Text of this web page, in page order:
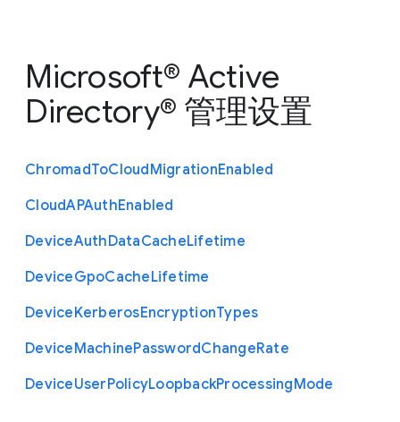
Microsoft® Active
Directory® 管理设置
ChromadToCloudMigrationEnabled
CloudAPAuthEnabled
DeviceAuthDataCacheLifetime
DeviceGpoCacheLifetime
DeviceKerberosEncryptionTypes
DeviceMachinePasswordChangeRate
DeviceUserPolicyLoopbackProcessingMode